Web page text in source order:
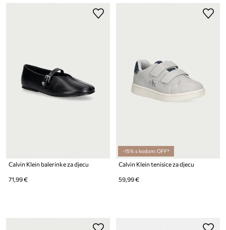
Calvin Klein balerinke za djecu
71,99 €
-15% s kodom: OFF*
Calvin Klein tenisice za djecu
59,99 €